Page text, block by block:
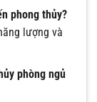
phong thủy?
lượng và
phòng ngủ